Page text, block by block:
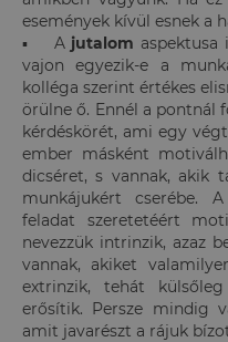
események kívül esnek a
▪ A jutalom aspektusa
vajon egyezik-e a
kolléga szerint értékes
örülne ő. Ennél a pontnál
kérdéskörét, ami egy
ember másként
dicséret, s vannak, akik
munkájukért cserébe.
feladat szeretetéért
nevezzük intrinzik, azaz
vannak, akiket
extrinzik, tehát
erősítik. Persze mindig
amit javarészt a rájuk